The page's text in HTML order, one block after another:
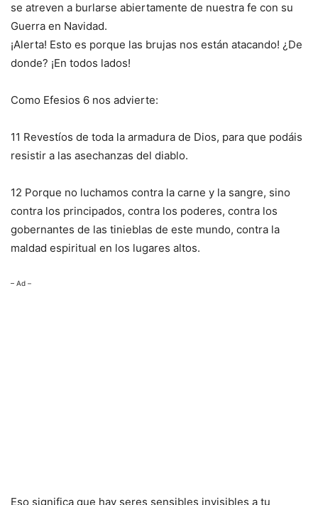
se atreven a burlarse abiertamente de nuestra fe con su
Guerra en Navidad.
¡Alerta! Esto es porque las brujas nos están atacando! ¿De
donde? ¡En todos lados!
Como Efesios 6 nos advierte:
11 Revestíos de toda la armadura de Dios, para que podáis
resistir a las asechanzas del diablo.
12 Porque no luchamos contra la carne y la sangre, sino
contra los principados, contra los poderes, contra los
gobernantes de las tinieblas de este mundo, contra la
maldad espiritual en los lugares altos.
– Ad –
Eso significa que hay seres sensibles invisibles a tu